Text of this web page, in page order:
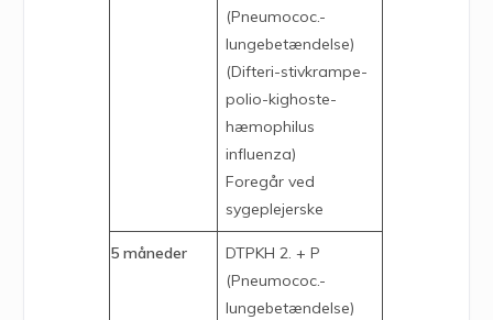
(Pneumococ.-
lungebetændelse)
(Difteri-stivkrampe-
polio-kighoste-
hæmophilus
influenza)
Foregår ved
sygeplejerske
5 måneder
DTPKH 2. + P
(Pneumococ.-
lungebetændelse)